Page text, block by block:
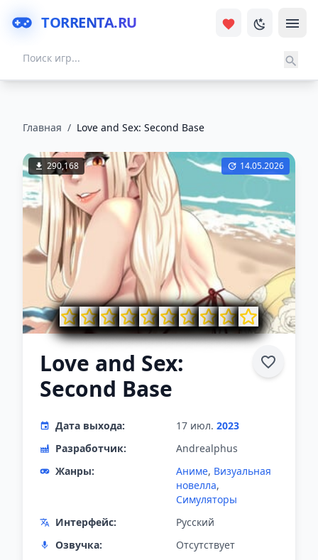
TORRENTA.RU
Главная / Love and Sex: Second Base
290,168 14.05.2026
Love and Sex:
Second Base
Дата выхода: 17 июл. 2023
Разработчик:
Andrealphus
Жанры:
Аниме, Визуальная
новелла,
Симуляторы
Интерфейс:
Русский
Озвучка:
Отсутствует